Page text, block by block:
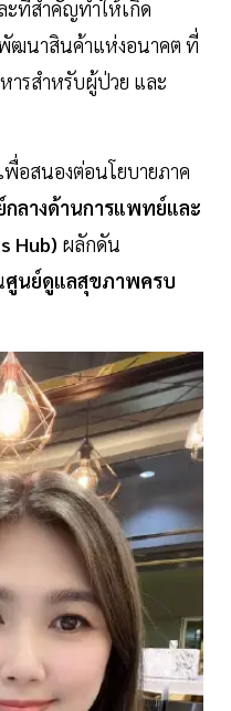
ะที่สำคัญทำให้เกิด
ฒนาสินค้าแห่งอนาคต ที่
ารสำหรับผู้ป่วย และ
อสนองต่อนโยบายภาค
กลางด้านการแพทย์และ
Hub) ผลักดัน
ศูนย์ดูแลสุขภาพครบ